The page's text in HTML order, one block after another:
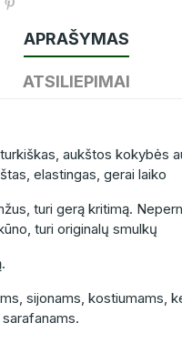
APRAŠYMAS
ATSILIEPIMAI
aukštos kokybės
elastingas, gerai laiko
turi gerą kritimą.
turi originalų smulkų
sijonams, kostiumams,